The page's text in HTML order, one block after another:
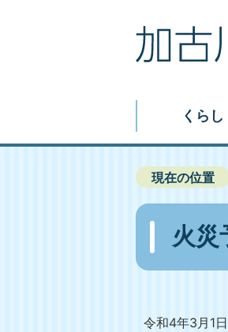
くらし
現在の位置
火災
令和4年3月1